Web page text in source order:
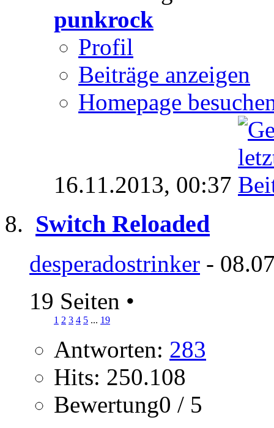
punkrock
Profil
Beiträge anzeigen
Homepage
16.11.2013, 00:37
Switch Reloaded
desperadostrinker -
19 Seiten •
1 2 3 4 5 ... 19
Antworten: 283
Hits: 250.108
Bewertung0 / 5